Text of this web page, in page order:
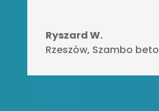
Ryszard W.
Rzeszów, Szambo